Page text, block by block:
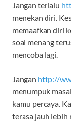
Jangan terlalu
menekan diri.
memaafkan diri
soal menang
mencoba lagi.
Jangan http://
menumpuk
kamu percaya.
terasa jauh lebih